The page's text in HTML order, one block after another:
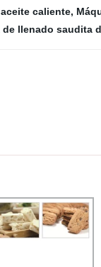
caliente,
de llenado saudita